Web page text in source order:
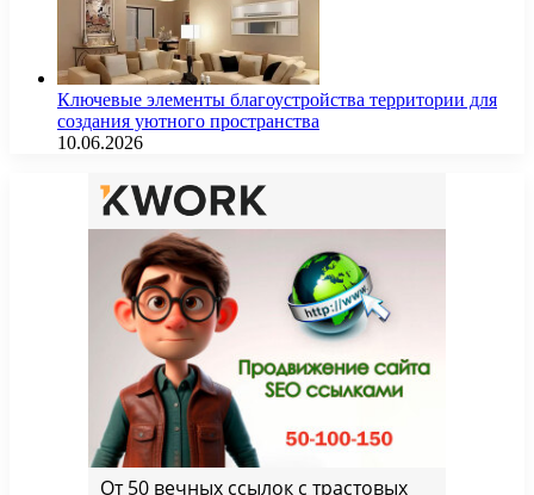
Ключевые элементы благоустройства территории для
создания уютного пространства
10.06.2026